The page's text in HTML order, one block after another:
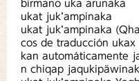
birmano uka arunaka
ukat juk’ampinaka
ukat juk’ampinaka
cos de traducción
kan automáticamente
n chiqap